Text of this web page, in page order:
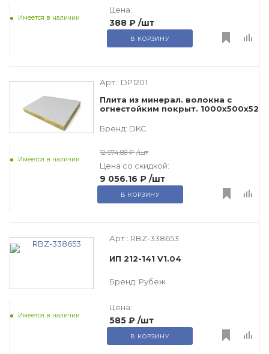
Имеется в наличии
Цена:
388 ₽ /шт
В КОРЗИНУ
Арт.: DP1201
Плита из минерал. волокна с
огнестойким покрыт. 1000х500х52
Бренд: DKC
Имеется в наличии
12 074.88 ₽ /шт
Цена со скидкой:
9 056.16 ₽ /шт
В КОРЗИНУ
Арт.: RBZ-338653
ИП 212-141 V1.04
Бренд: Рубеж
Имеется в наличии
Цена:
585 ₽ /шт
В КОРЗИНУ